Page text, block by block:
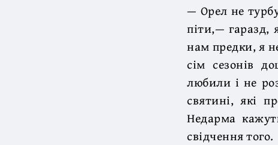
— Орел не
піти,— гаразд,
нам предки, я
сім сезонів
любили і не
святині, які
Недарма
свідчення того.